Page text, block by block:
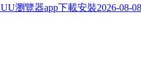
UU瀏覽器app下載安裝2026-08-